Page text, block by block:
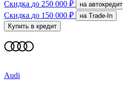
Скидка до 250 000 ₽ на автокредит
Скидка до 150 000 ₽
на Trade-In
Купить в кредит
Audi